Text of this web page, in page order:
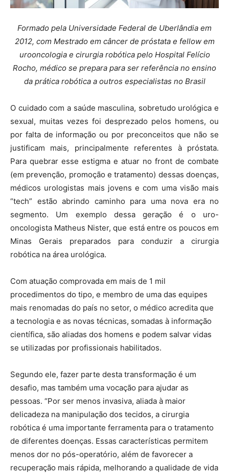
Formado pela Universidade Federal de Uberlândia em
2012, com Mestrado em câncer de próstata e fellow em
urooncologia e cirurgia robótica pelo Hospital Felício
Rocho, médico se prepara para ser referência no ensino
da prática robótica a outros especialistas no Brasil
O cuidado com a saúde masculina, sobretudo urológica e
sexual, muitas vezes foi desprezado pelos homens, ou
por falta de informação ou por preconceitos que não se
justificam mais, principalmente referentes à próstata.
Para quebrar esse estigma e atuar no front de combate
(em prevenção, promoção e tratamento) dessas doenças,
médicos urologistas mais jovens e com uma visão mais
“tech” estão abrindo caminho para uma nova era no
segmento. Um exemplo dessa geração é o uro-
oncologista Matheus Nister, que está entre os poucos em
Minas Gerais preparados para conduzir a cirurgia
robótica na área urológica.
Com atuação comprovada em mais de 1 mil
procedimentos do tipo, e membro de uma das equipes
mais renomadas do país no setor, o médico acredita que
a tecnologia e as novas técnicas, somadas à informação
científica, são aliadas dos homens e podem salvar vidas
se utilizadas por profissionais habilitados.
Segundo ele, fazer parte desta transformação é um
desafio, mas também uma vocação para ajudar as
pessoas. “Por ser menos invasiva, aliada à maior
delicadeza na manipulação dos tecidos, a cirurgia
robótica é uma importante ferramenta para o tratamento
de diferentes doenças. Essas características permitem
menos dor no pós-operatório, além de favorecer a
recuperação mais rápida, melhorando a qualidade de vida